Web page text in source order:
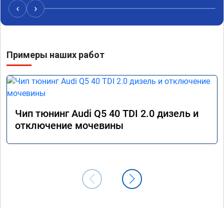
поломки авто.Однозначно рекомендую
Алексея как грамотного специалиста!
‹ ›
Примеры наших работ
Чип тюнинг Audi Q5 40 TDI 2.0 дизель и
отключение мочевины